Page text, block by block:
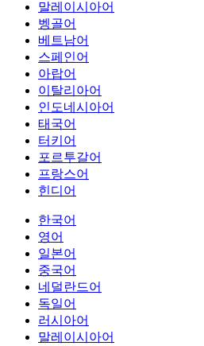
말레이시아어
벵골어
베트남어
스페인어
아랍어
이탈리아어
인도네시아어
태국어
터키어
포르투갈어
프랑스어
힌디어
한국어
영어
일본어
중국어
네덜란드어
독일어
러시아어
말레이시아어